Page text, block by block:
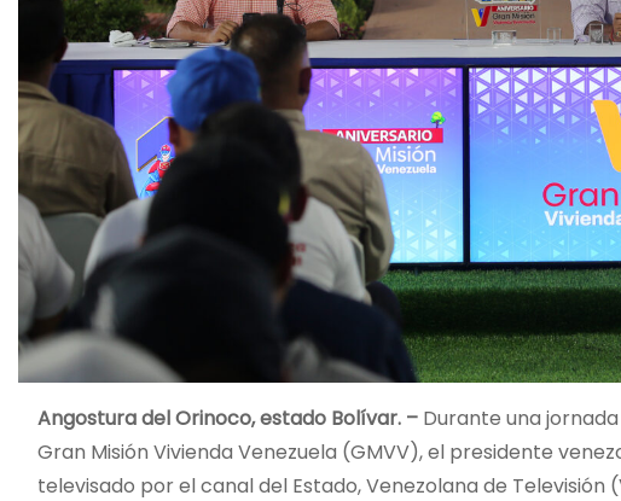
Angostura del Orinoco, estado Bolívar. – Durante una
Gran Misión Vivienda Venezuela (GMVV), el presidente
televisado por el canal del Estado, Venezolana de